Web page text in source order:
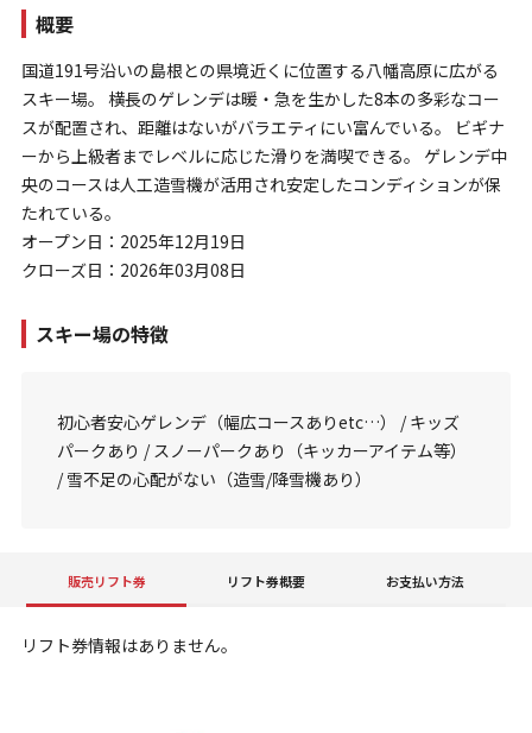
特定商取引法に基づく表示
概要
国道191号沿いの島根との県境近くに位置する八幡高原に広がる
スキー場。 横長のゲレンデは暖・急を生かした8本の多彩なコー
スが配置され、距離はないがバラエティにい富んでいる。 ビギナ
ーから上級者までレベルに応じた滑りを満喫できる。 ゲレンデ中
央のコースは人工造雪機が活用され安定したコンディションが保
たれている。
オープン日：2025年12月19日
クローズ日：2026年03月08日
スキー場の特徴
初心者安心ゲレンデ（幅広コースありetc…） / キッズ
パークあり / スノーパークあり（キッカーアイテム等）
/ 雪不足の心配がない（造雪/降雪機あり）
販売リフト券 リフト券概要 お支払い方法
リフト券情報はありません。